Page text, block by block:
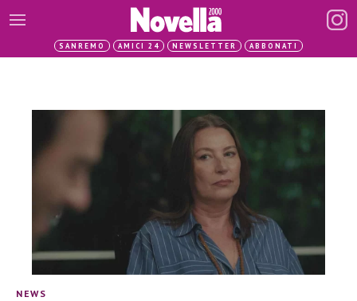
SANREMO AMICI 24 NEWSLETTER ABBONATI
NEWS